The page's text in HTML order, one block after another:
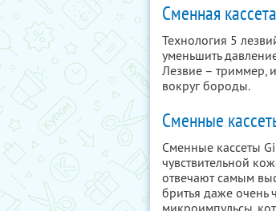
Сменная
Технология 5
уменьшить
Лезвие – триммер,
вокруг бороды.
Сменные
Сменные кассеты
чувствительной
отвечают самым
бритья даже очень
микроимпульсы,